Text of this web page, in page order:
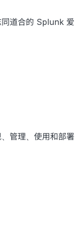
道合的 Splunk 爱
管理、使用和部署